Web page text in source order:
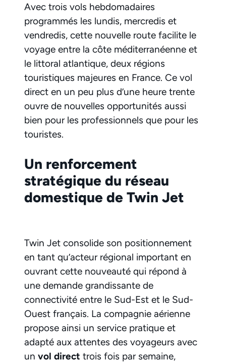
Avec trois vols hebdomadaires
programmés les lundis, mercredis et
vendredis, cette nouvelle route facilite le
voyage entre la côte méditerranéenne et
le littoral atlantique, deux régions
touristiques majeures en France. Ce vol
direct en un peu plus d’une heure trente
ouvre de nouvelles opportunités aussi
bien pour les professionnels que pour les
touristes.
Un renforcement
stratégique du réseau
domestique de Twin Jet
Twin Jet consolide son positionnement
en tant qu’acteur régional important en
ouvrant cette nouveauté qui répond à
une demande grandissante de
connectivité entre le Sud-Est et le Sud-
Ouest français. La compagnie aérienne
propose ainsi un service pratique et
adapté aux attentes des voyageurs avec
un vol direct trois fois par semaine,